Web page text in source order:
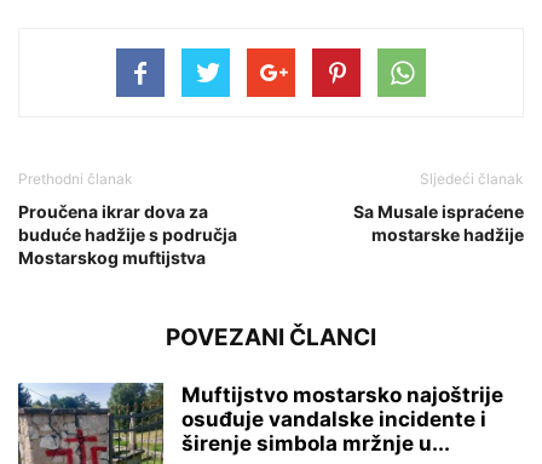
Prethodni članak
Proučena ikrar dova za
buduće hadžije s područja
Mostarskog muftijstva
Sljedeći članak
Sa Musale ispraćene
mostarske hadžije
POVEZANI ČLANCI
Muftijstvo mostarsko najoštrije
osuđuje vandalske incidente i
širenje simbola mržnje u...